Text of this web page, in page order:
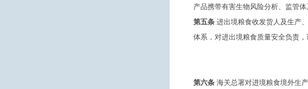
产品携带有害生物风险分析、监管
第五条 进出境粮食收发货人及生产
体系，对进出境粮食质量安全负责
第六条 海关总署对进境粮食境外生